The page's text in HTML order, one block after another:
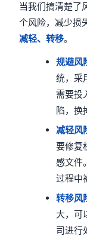
当我们搞清楚了
个风险，减少损
减轻、转移。
规避风
统，采
需要投
陷，换
减轻风
要修复
感文件
过程中
转移风
大，可
司进行